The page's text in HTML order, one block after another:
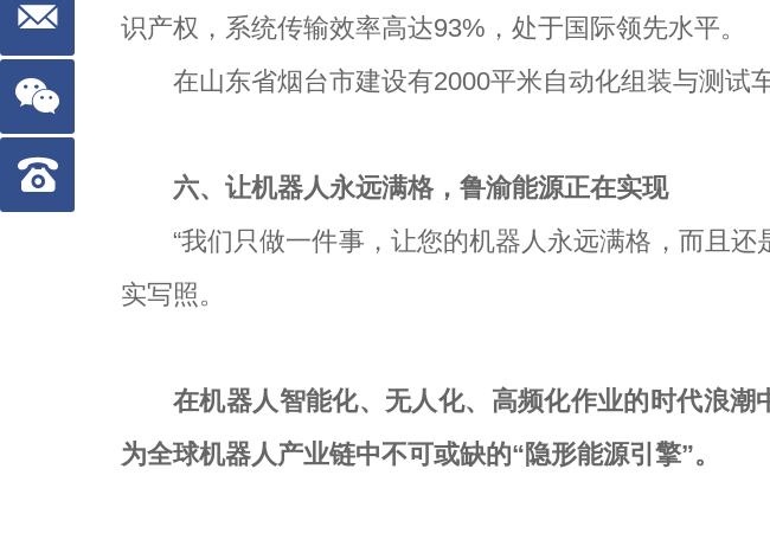
识产权，系统传输效率高达93%，处于国际领先水平。
在山东省烟台市建设有2000平米自动化组装与测试
六、让机器人永远满格，鲁渝能源正在实现
“我们只做一件事，让您的机器人永远满格，而且
实写照。
在机器人智能化、无人化、高频化作业的时代浪
为全球机器人产业链中不可或缺的“隐形能源引擎”。